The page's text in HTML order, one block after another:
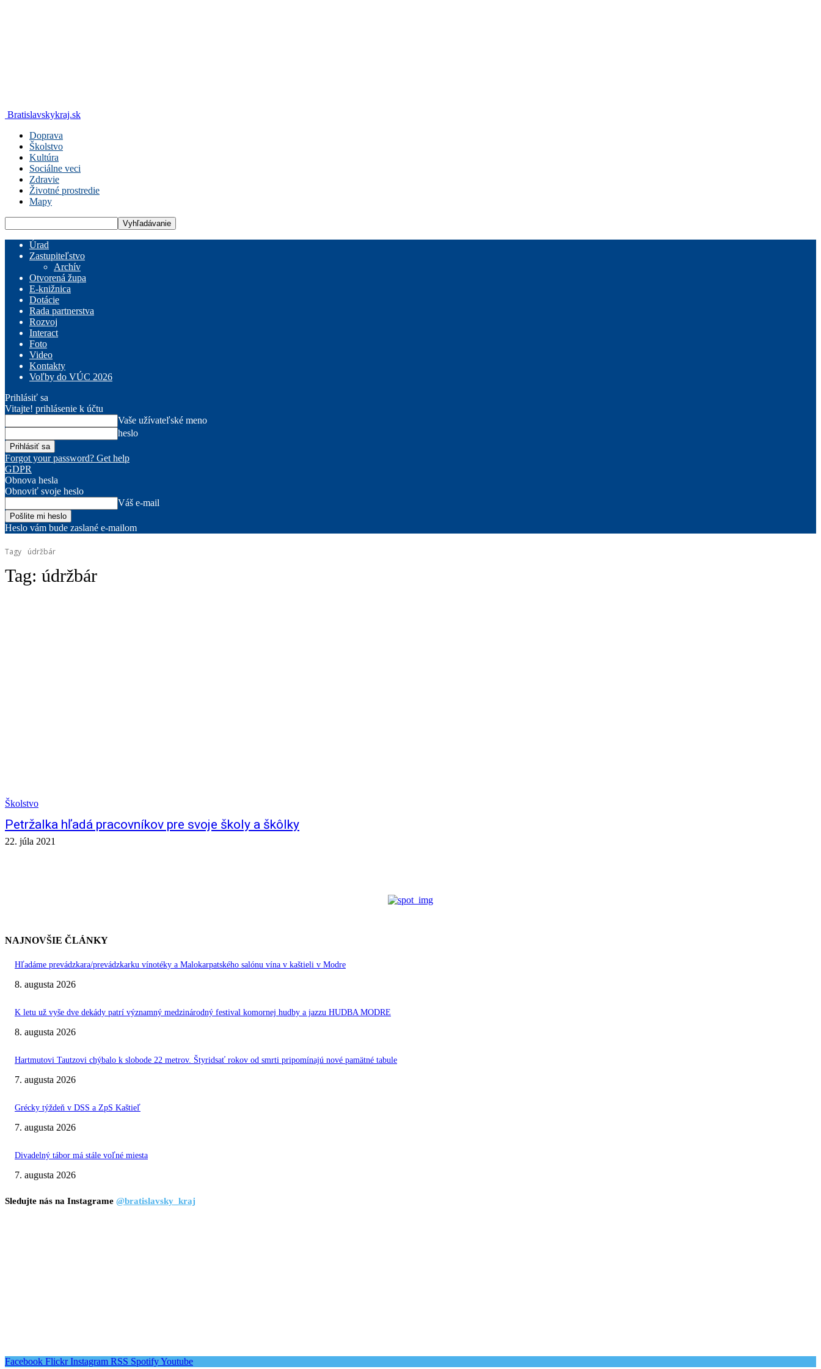
Bratislavskykraj.sk
Doprava
Školstvo
Kultúra
Sociálne veci
Zdravie
Životné prostredie
Mapy
Úrad
Zastupiteľstvo
Archív
Otvorená župa
E-knižnica
Dotácie
Rada partnerstva
Rozvoj
Interact
Foto
Video
Kontakty
Voľby do VÚC 2026
Prihlásiť sa
Vitajte! prihlásenie k účtu
Vaše užívateľské meno
heslo
Forgot your password? Get help
GDPR
Obnova hesla
Obnoviť svoje heslo
Váš e-mail
Heslo vám bude zaslané e-mailom
Tagy údržbár
Tag: údržbár
Školstvo
Petržalka hľadá pracovníkov pre svoje školy a škôlky
22. júla 2021
NAJNOVŠIE ČLÁNKY
Hľadáme prevádzkara/prevádzkarku vínotéky a Malokarpatského salónu vína v kaštieli v Modre
8. augusta 2026
K letu už vyše dve dekády patrí významný medzinárodný festival komornej hudby a jazzu HUDBA MODRE
8. augusta 2026
Hartmutovi Tautzovi chýbalo k slobode 22 metrov. Štyridsať rokov od smrti pripomínajú nové pamätné tabule
7. augusta 2026
Grécky týždeň v DSS a ZpS Kaštieľ
7. augusta 2026
Divadelný tábor má stále voľné miesta
7. augusta 2026
Sledujte nás na Instagrame @bratislavsky_kraj
Facebook Flickr Instagram RSS SpotifyYoutube